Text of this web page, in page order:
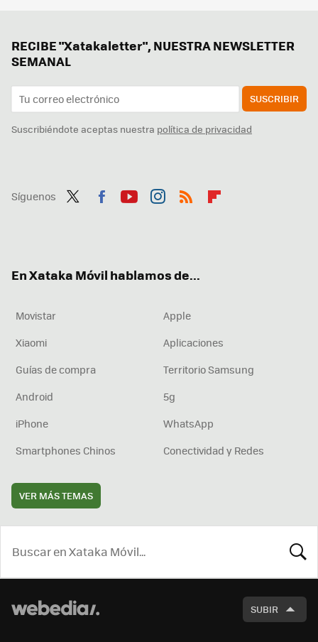
RECIBE "Xatakaletter", NUESTRA NEWSLETTER
SEMANAL
SUSCRIBIR
Suscribiéndote aceptas nuestra política de privacidad
Síguenos
En Xataka Móvil hablamos de...
Movistar
Apple
Xiaomi
Aplicaciones
Guías de compra
Territorio Samsung
Android
5g
iPhone
WhatsApp
Smartphones Chinos
Conectividad y Redes
VER MÁS TEMAS
SUBIR